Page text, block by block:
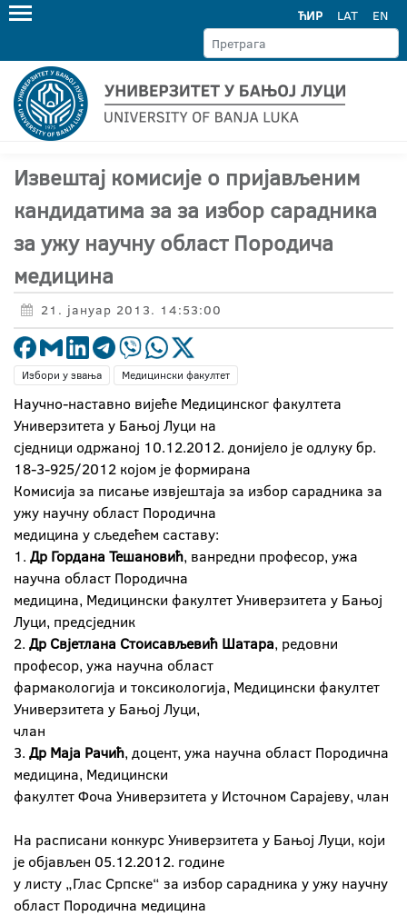
ЋИР LAT EN
Извештај комисије о пријављеним
кандидатима за за избор сарадника
за ужу научну област Породича
медицина
21. јануар 2013. 14:53:00
Избори у звања Медицински факултет
Научно-наставно вијеће Медицинског факултета
Универзитета у Бањој Луци на
сједници одржаној 10.12.2012. донијело је одлуку бр.
18-3-925/2012 којом је формирана
Комисија за писање извјештаја за избор сарадника за
ужу научну област Породична
медицина у сљедећем саставу:
1. Др Гордана Тешановић, ванредни професор, ужа
научна област Породична
медицина, Медицински факултет Универзитета у Бањој
Луци, предсједник
2. Др Свјетлана Стоисављевић Шатара, редовни
професор, ужа научна област
фармакологија и токсикологија, Медицински факултет
Универзитета у Бањој Луци,
члан
3. Др Маја Рачић, доцент, ужа научна област Породична
медицина, Медицински
факултет Фоча Универзитета у Источном Сарајеву, члан
На расписани конкурс Универзитета у Бањој Луци, који
је објављен 05.12.2012. године
у листу „Глас Српске“ за избор сарадника у ужу научну
област Породична медицина